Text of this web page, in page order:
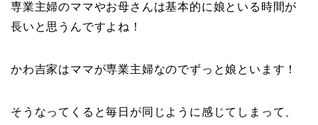
専業主婦のママやお母さんは基本的に娘といる時間が
長いと思うんですよね！
かわ吉家はママが専業主婦なのでずっと娘といます！
そうなってくると毎日が同じように感じてしまって、